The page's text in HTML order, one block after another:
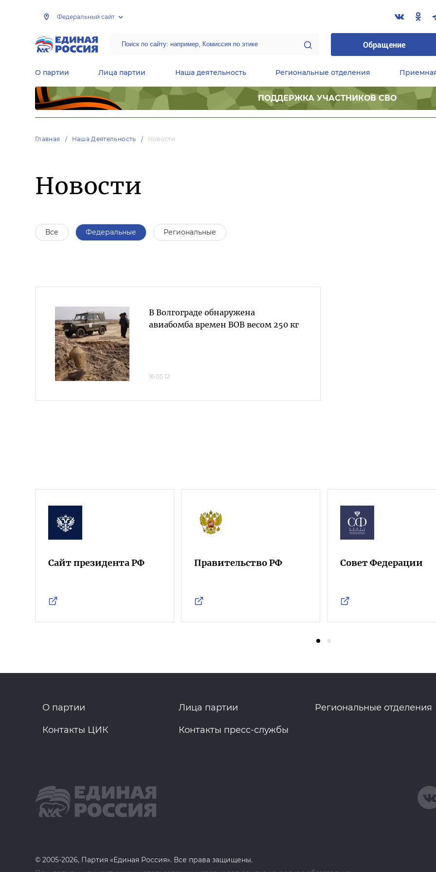
Федеральный сайт
Обращение
О партии Лица партии Наша деятельность Региональные отделения
ПОДДЕРЖКА УЧАСТНИКОВ СВО
Главная Наша Деятельность Новости
Новости
Все Федеральные Региональные
В Волгограде обнаружена
авиабомба времен ВОВ весом 250 кг
16.05.12
Сайт президента РФ Правительство РФ Совет Федерации
О партии Лица партии Региональные отделения
Контакты ЦИК Контакты пресс-службы
© 2005-2026, Партия «Единая Россия». Все права защищены.